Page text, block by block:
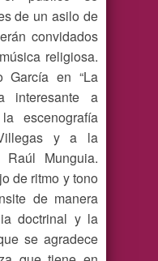
de un asilo de
convidados
religiosa.
García en “La
interesante a
escenografía
y a la
Munguia.
de ritmo y tono
de manera
doctrinal y la
se agradece